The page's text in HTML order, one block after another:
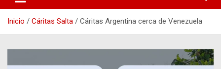
Inicio Cáritas Salta Cáritas Argentina cerca de Venezuela